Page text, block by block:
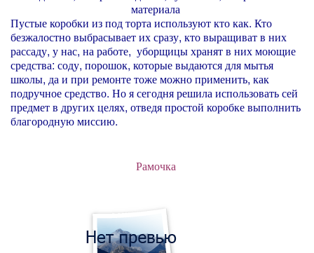
материала
Пустые коробки из под торта используют кто как. Кто
безжалостно выбрасывает их сразу, кто выращиват в них
рассаду, у нас, на работе, уборщицы хранят в них моющие
средства: соду, порошок, которые выдаются для мытья
школы, да и при ремонте тоже можно применить, как
подручное средство. Но я сегодня решила использовать сей
предмет в других целях, отведя простой коробке выполнить
благородную миссию.
Рамочка